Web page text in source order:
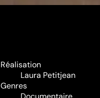
Réalisation
Laura Petitjean
Genres